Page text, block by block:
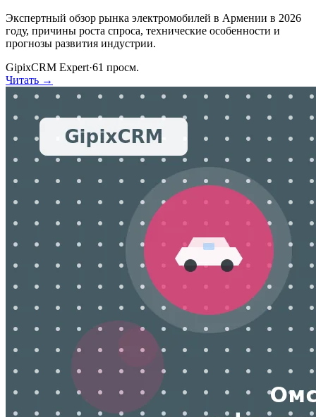
Экспертный обзор рынка электромобилей в Армении в 2026
году, причины роста спроса, технические особенности и
прогнозы развития индустрии.
GipixCRM Expert·61 просм.
Читать →